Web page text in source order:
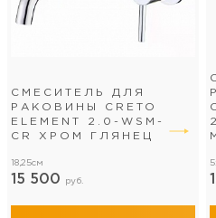
СМЕСИТЕЛЬ ДЛЯ
РАКОВИНЫ CRETO
ELEMENT 2.0-WSM-
CR ХРОМ ГЛЯНЕЦ
18,25см
15 500 руб.